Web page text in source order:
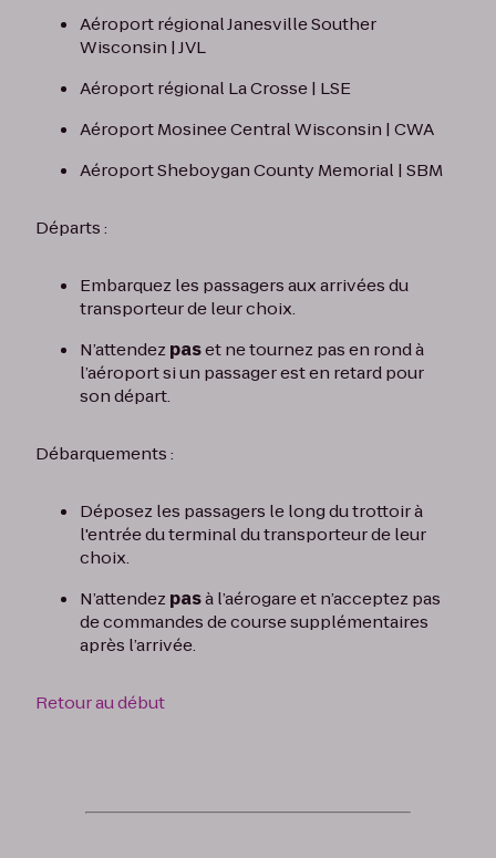
Aéroport régional Janesville Souther
Wisconsin | JVL
Aéroport régional La Crosse | LSE
Aéroport Mosinee Central Wisconsin | CWA
Aéroport Sheboygan County Memorial | SBM
Départs :
Embarquez les passagers aux arrivées du
transporteur de leur choix.
N’attendez paset ne tournez pas en rond à
l’aéroport si un passager est en retard pour
son départ.
Débarquements :
Déposez les passagers le long du trottoir à
l'entrée du terminal du transporteur de leur
choix.
N’attendez pasà l’aérogare et n’acceptez pas
de commandes de course supplémentaires
après l’arrivée.
Retour au début